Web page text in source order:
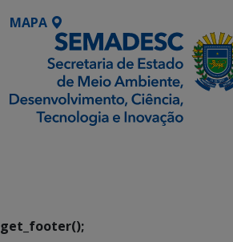
MAPA
get_footer();